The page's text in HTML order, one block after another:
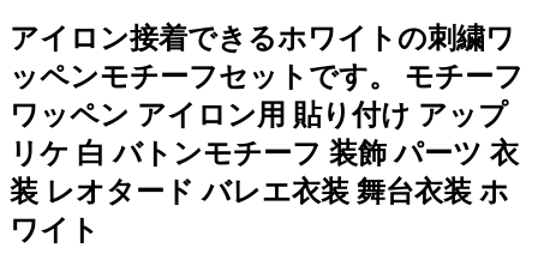
アイロン接着できるホワイトの刺繍ワ
ッペンモチーフセットです。 モチーフ
ワッペン アイロン用 貼り付け アップ
リケ 白 バトンモチーフ 装飾 パーツ 衣
装 レオタード バレエ衣装 舞台衣装 ホ
ワイト